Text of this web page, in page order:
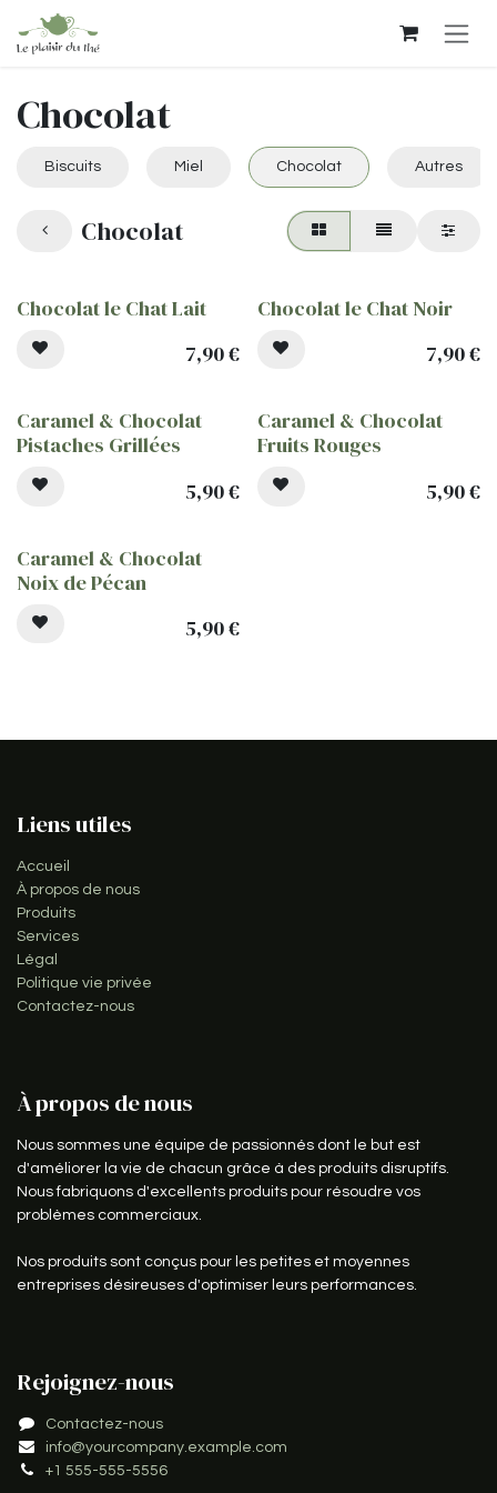
Se rendre au contenu
Chocolat
Biscuits Miel Chocolat Autres
Chocolat
Chocolat le Chat Lait
7,90€
Chocolat le Chat Noir
7,90€
Caramel & Chocolat
Pistaches Grillées
5,90€
Caramel & Chocolat
Fruits Rouges
5,90€
Caramel & Chocolat
Noix de Pécan
5,90€
Liens utiles
Accueil
À propos de nous
Produits
Services
Légal
Politique vie privée
Contactez-nous
À propos de nous
Nous sommes une équipe de passionnés dont le but est
d'améliorer la vie de chacun grâce à des produits disruptifs.
Nous fabriquons d'excellents produits pour résoudre vos
problèmes commerciaux.
Nos produits sont conçus pour les petites et moyennes
entreprises désireuses d'optimiser leurs performances.
Rejoignez-nous
Contactez-nous
info@yourcompany.example.com
+1 555-555-5556